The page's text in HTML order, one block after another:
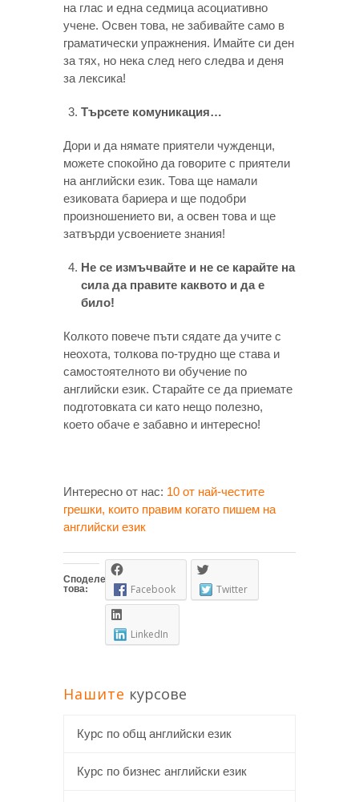
на глас и една седмица асоциативно
учене. Освен това, не забивайте само в
граматически упражнения. Имайте си ден
за тях, но нека след него следва и деня
за лексика!
Търсете комуникация…
Дори и да нямате приятели чужденци,
можете спокойно да говорите с приятели
на английски език. Това ще намали
езиковата бариера и ще подобри
произношението ви, а освен това и ще
затвърди усвоениете знания!
Не се измъчвайте и не се карайте на
сила да правите каквото и да е
било!
Колкото повече пъти сядате да учите с
неохота, толкова по-трудно ще става и
самостоятелното ви обучение по
английски език. Старайте се да приемате
подготовката си като нещо полезно,
което обаче е забавно и интересно!
Интересно от нас: 10 от най-честите
грешки, които правим когато пишем на
английски език
Споделете
това: Facebook Twitter
LinkedIn
Нашите курсове
Курс по общ английски език
Курс по бизнес английски език